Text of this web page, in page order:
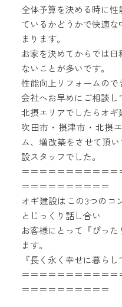
全体予算を決める時に
ているかどうかで快適
まります。
お家を決めてからでは
ないことが多いです。
性能向上リフォームの
会社へお早めにご相談し
北摂エリアでしたらオギ
吹田市・摂津市・北摂
ム、増改築をさせて頂
設スタッフでした。
＝＝＝＝＝＝＝＝＝＝
＝＝＝＝＝＝＝＝＝＝
オギ建設はこの3つのコ
とじっくり話し合い
お客様にとって『ぴっ
ます。
『長く永く幸せに暮ら
＝＝＝＝＝＝＝＝＝＝
＝＝＝＝＝＝＝＝＝＝